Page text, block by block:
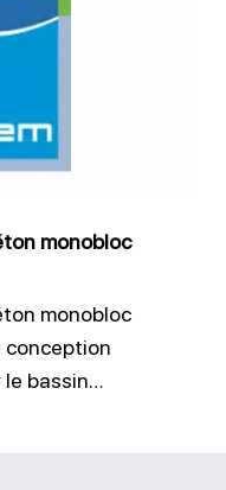
monobloc
monobloc
conception
le bassin…